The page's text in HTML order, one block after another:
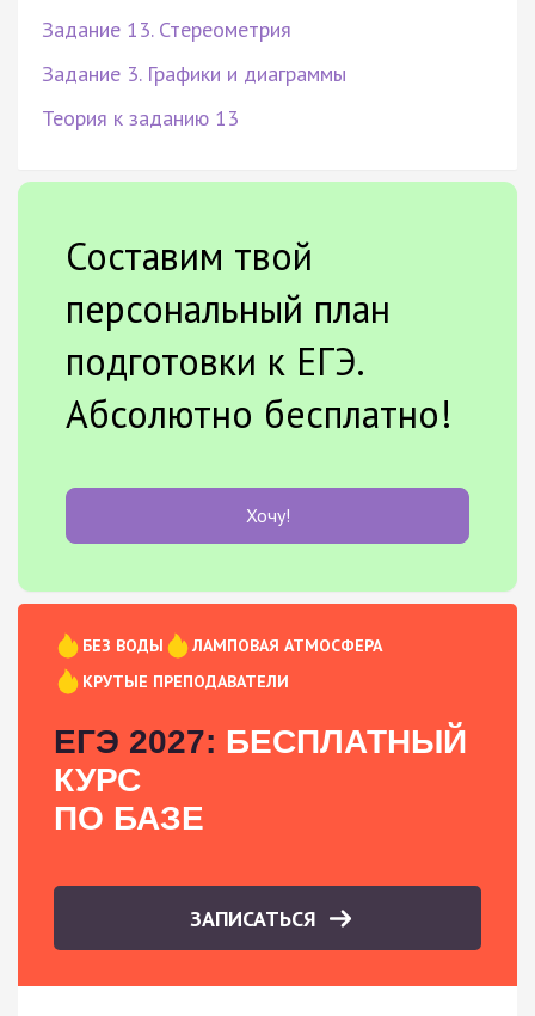
Задание 13. Стереометрия
Задание 3. Графики и диаграммы
Теория к заданию 13
Составим твой
персональный план
подготовки к ЕГЭ.
Абсолютно бесплатно!
Хочу!
БЕЗ ВОДЫ
ЛАМПОВАЯ АТМОСФЕРА
КРУТЫЕ ПРЕПОДАВАТЕЛИ
ЕГЭ 2027: БЕСПЛАТНЫЙ
КУРС
ПО БАЗЕ
ЗАПИСАТЬСЯ